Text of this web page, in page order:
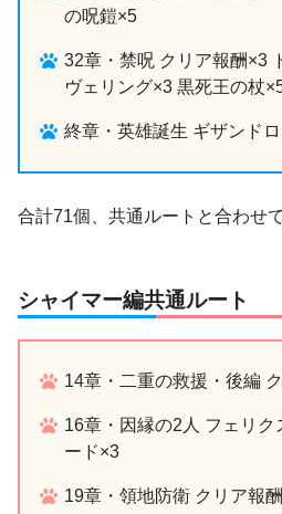
の呪鎧×5
32章・禁呪 クリア報酬×3
ヴェリング×3 黒死王の杖
終章・英雄誕生 ギザンド
合計71個、共通ルートと合わせ
シャイマー編共通ルート
14章・二重の救援・後編
16章・因縁の2人 フェリク
ード×3
19章・領地防衛 クリア報